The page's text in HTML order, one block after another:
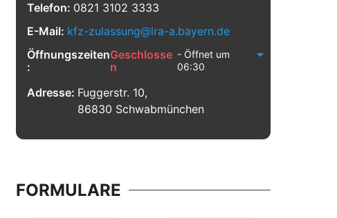
Telefon: 0821 3102 3333
E-Mail: kfz-zulassung@lra-a.bayern.de
Öffnungszeiten
:
Geschlosse
n
- Öffnet um
06:30
Adresse: Fuggerstr. 10,
86830 Schwabmünchen
FORMULARE